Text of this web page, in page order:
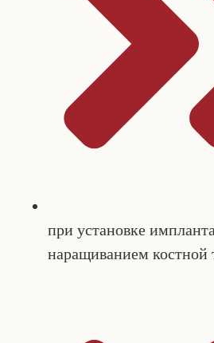
при установке
наращиванием костной